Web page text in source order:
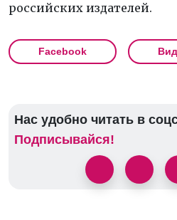
российских издателей.
Facebook
Нас удобно читать в
Подписывайся!